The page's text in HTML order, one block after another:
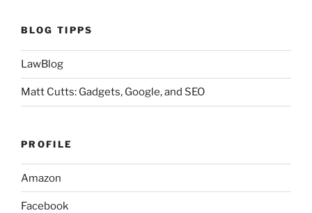
BLOG TIPPS
LawBlog
Matt Cutts: Gadgets, Google, and SEO
PROFILE
Amazon
Facebook